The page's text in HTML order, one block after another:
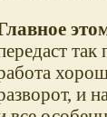
так
и